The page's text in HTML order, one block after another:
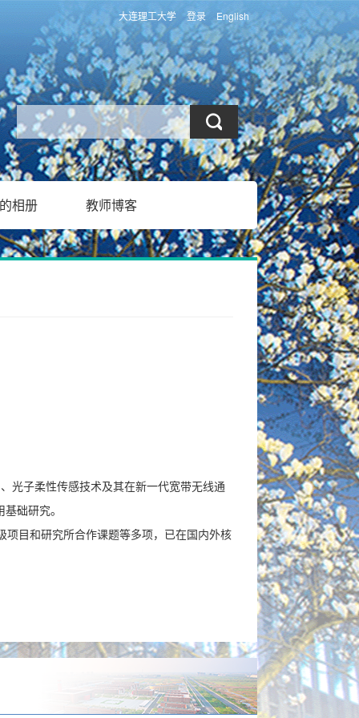
大连理工大学 登录 English
相册 教师博客
光子柔性传感技术及其在新一代宽带无线通
础研究。
目和研究所合作课题等多项，已在国内外核